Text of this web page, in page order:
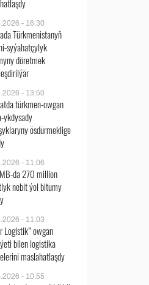
- 16:30
Türkmenistanyň
syýahatçylyk
döretmek
- 13:50
türkmen-owgan
ykdysady
ösdürmeklige
- 11:06
da 270 million
nebit ýol bitumy
- 11:03
Logistik” owgan
bilen logistika
maslahatlaşdy
- 10:55